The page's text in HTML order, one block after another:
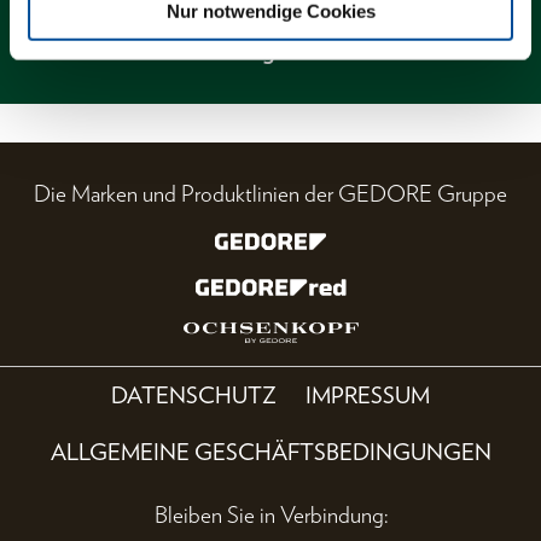
Nur notwendige Cookies
Magazin
Die Marken und Produktlinien der GEDORE Gruppe
DATENSCHUTZ IMPRESSUM
ALLGEMEINE GESCHÄFTSBEDINGUNGEN
Bleiben Sie in Verbindung: